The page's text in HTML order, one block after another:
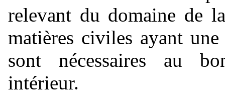
relevant du domaine de
matières civiles ayant
sont nécessaires au
intérieur.